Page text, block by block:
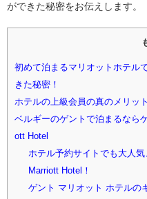
ができた秘密をお伝えします。
初めて泊まるマリオットホテル
きた秘密！
ホテルの上級会員の真のメリット
ベルギーのゲントで泊まるなら
ott Hotel
ホテル予約サイトでも大人
Marriott Hotel！
ゲント マリオット ホテルの